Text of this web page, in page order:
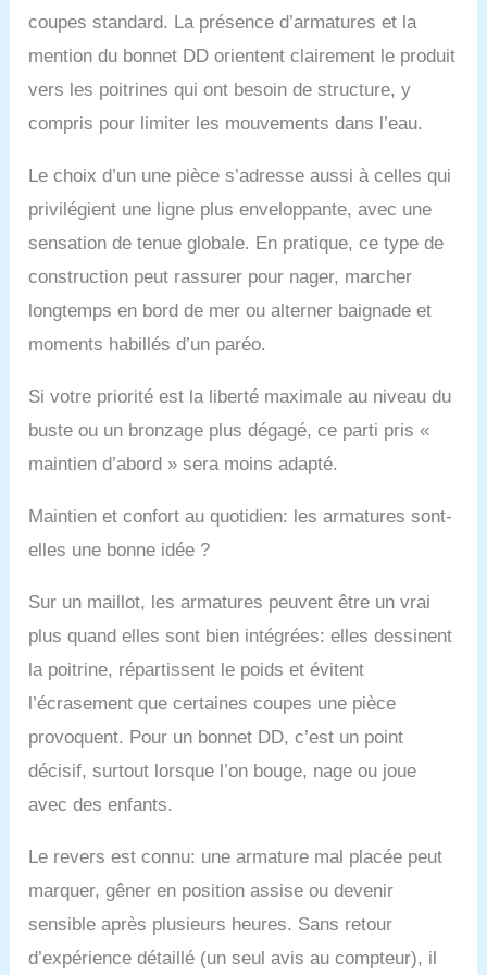
coupes standard. La présence d’armatures et la
mention du bonnet DD orientent clairement le produit
vers les poitrines qui ont besoin de structure, y
compris pour limiter les mouvements dans l’eau.
Le choix d’un une pièce s’adresse aussi à celles qui
privilégient une ligne plus enveloppante, avec une
sensation de tenue globale. En pratique, ce type de
construction peut rassurer pour nager, marcher
longtemps en bord de mer ou alterner baignade et
moments habillés d’un paréo.
Si votre priorité est la liberté maximale au niveau du
buste ou un bronzage plus dégagé, ce parti pris «
maintien d’abord » sera moins adapté.
Maintien et confort au quotidien: les armatures sont-
elles une bonne idée ?
Sur un maillot, les armatures peuvent être un vrai
plus quand elles sont bien intégrées: elles dessinent
la poitrine, répartissent le poids et évitent
l’écrasement que certaines coupes une pièce
provoquent. Pour un bonnet DD, c’est un point
décisif, surtout lorsque l’on bouge, nage ou joue
avec des enfants.
Le revers est connu: une armature mal placée peut
marquer, gêner en position assise ou devenir
sensible après plusieurs heures. Sans retour
d’expérience détaillé (un seul avis au compteur), il